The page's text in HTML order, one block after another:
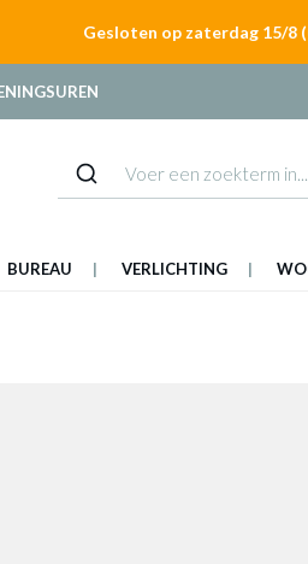
Gesloten op zaterdag 15/8
BUREAU VERLICHTING